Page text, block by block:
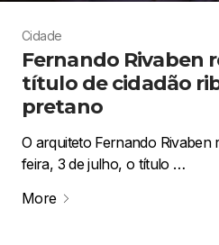
Cidade
Fernando Rivaben
título de cidadão
pretano
O arquiteto Fernando Rivaben
feira, 3 de julho, o título …
More